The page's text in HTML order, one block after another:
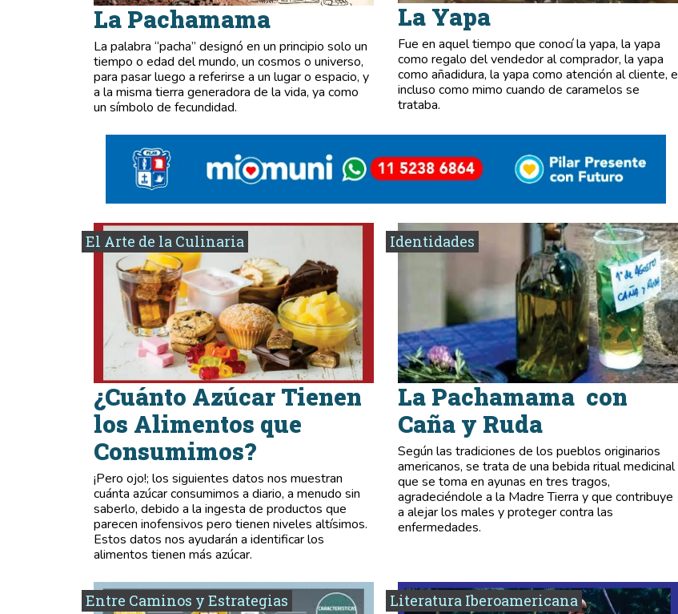
La Pachamama
La palabra “pacha” designó en un principio solo un
tiempo o edad del mundo, un cosmos o universo,
para pasar luego a referirse a un lugar o espacio, y
a la misma tierra generadora de la vida, ya como
un símbolo de fecundidad.
La Yapa
Fue en aquel tiempo que conocí la yapa, la yapa
como regalo del vendedor al comprador, la yapa
como añadidura, la yapa como atención al cliente, e
incluso como mimo cuando de caramelos se
trataba.
El Arte de la Culinaria
¿Cuánto Azúcar Tienen
los Alimentos que
Consumimos?
¡Pero ojo!; los siguientes datos nos muestran
cuánta azúcar consumimos a diario, a menudo sin
saberlo, debido a la ingesta de productos que
parecen inofensivos pero tienen niveles altísimos.
Estos datos nos ayudarán a identificar los
alimentos tienen más azúcar.
Identidades
La Pachamama con
Caña y Ruda
Según las tradiciones de los pueblos originarios
americanos, se trata de una bebida ritual medicinal
que se toma en ayunas en tres tragos,
agradeciéndole a la Madre Tierra y que contribuye
a alejar los males y proteger contra las
enfermedades.
Entre Caminos y Estrategias Literatura Iberoamericana